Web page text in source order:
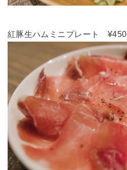
紅豚生ハムミニプレート ¥450